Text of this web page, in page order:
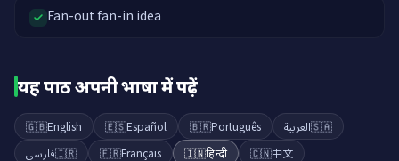
Fan-out fan-in idea
यह पाठ अपनी भाषा में पढ़ें
🇬🇧English 🇪🇸Español 🇧🇷Português 🇸🇦العربية
🇮🇷فارسی 🇫🇷Français 🇮🇳हिन्दी 🇨🇳中文